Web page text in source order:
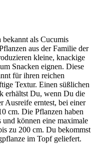
bekannt als Cucumis
aus der Familie der
kleine, knackige
Snacken eignen. Diese
für ihren reichen
Textur. Einen süßlichen
erhältst Du, wenn Du die
Ausreife erntest, bei einer
cm. Die Pflanzen haben
und können eine maximale
zu 200 cm. Du bekommst
im Topf geliefert.